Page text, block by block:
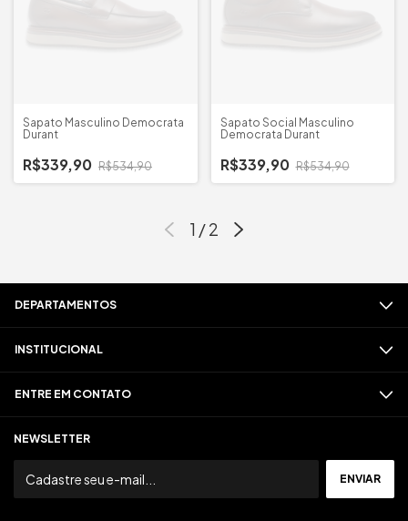
Sapato Masculino Democrata
Durant
R$339,90 R$534,90
Sapato Social Masculino
Democrata Durant
R$339,90 R$534,90
1 /2
DEPARTAMENTOS
INSTITUCIONAL
ENTRE EM CONTATO
NEWSLETTER